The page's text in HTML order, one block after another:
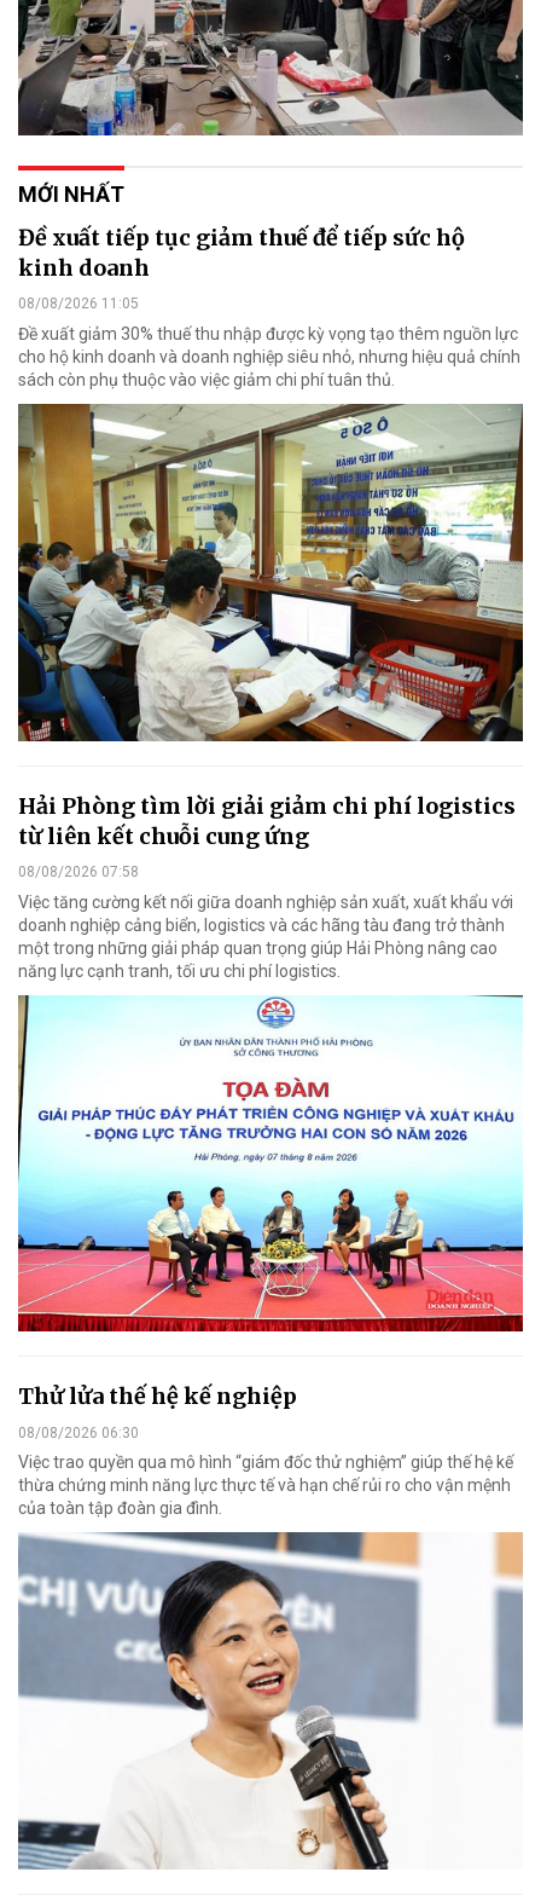
MỚI NHẤT
Đề xuất tiếp tục giảm thuế để tiếp sức hộ
kinh doanh
08/08/2026 11:05
Đề xuất giảm 30% thuế thu nhập được kỳ vọng tạo thêm nguồn lực
cho hộ kinh doanh và doanh nghiệp siêu nhỏ, nhưng hiệu quả chính
sách còn phụ thuộc vào việc giảm chi phí tuân thủ.
Hải Phòng tìm lời giải giảm chi phí logistics
từ liên kết chuỗi cung ứng
08/08/2026 07:58
Việc tăng cường kết nối giữa doanh nghiệp sản xuất, xuất khẩu với
doanh nghiệp cảng biển, logistics và các hãng tàu đang trở thành
một trong những giải pháp quan trọng giúp Hải Phòng nâng cao
năng lực cạnh tranh, tối ưu chi phí logistics.
Thử lửa thế hệ kế nghiệp
08/08/2026 06:30
Việc trao quyền qua mô hình “giám đốc thử nghiệm” giúp thế hệ kế
thừa chứng minh năng lực thực tế và hạn chế rủi ro cho vận mệnh
của toàn tập đoàn gia đình.